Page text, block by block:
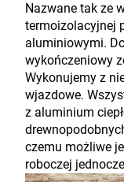
Nazwane tak ze
termoizolacyjnej
aluminiowymi.
wykończeniowy
Wykonujemy z
wjazdowe.
z aluminium
czemu możliwe
roboczej